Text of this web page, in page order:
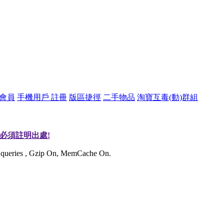
員 手機用戶 註冊 版區捷徑 二手物品 淘寶互毒(動)群組
須註明出處!
, Gzip On, MemCache On.